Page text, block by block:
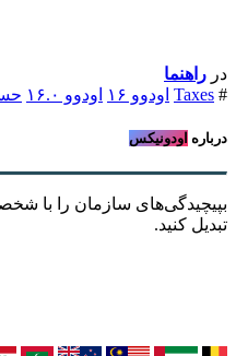
در راهنما
#
Taxes اودوو ۱۶ اودوو ۱۶.۰
درباره اودونیکس
بپیچیدگی‌های سازمان را با
تبدیل کنید.